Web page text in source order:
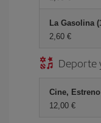
La Gasolina
2,60 €
Deporte
Cine,
12,00 €